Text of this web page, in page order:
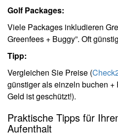
Golf Packages:
Viele Packages inkludieren
Greenfees + Buggy”. Oft
Tipp:
Vergleichen Sie Preise (
günstiger als einzeln buchen
Geld ist geschützt!).
Praktische Tipps für
Aufenthalt